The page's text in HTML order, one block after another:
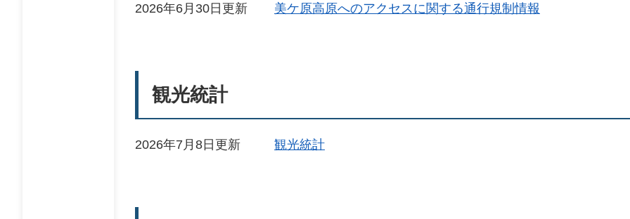
2026年6月30日更新 美ケ原高原へのアクセスに関する通行規制情報
観光統計
2026年7月8日更新 観光統計